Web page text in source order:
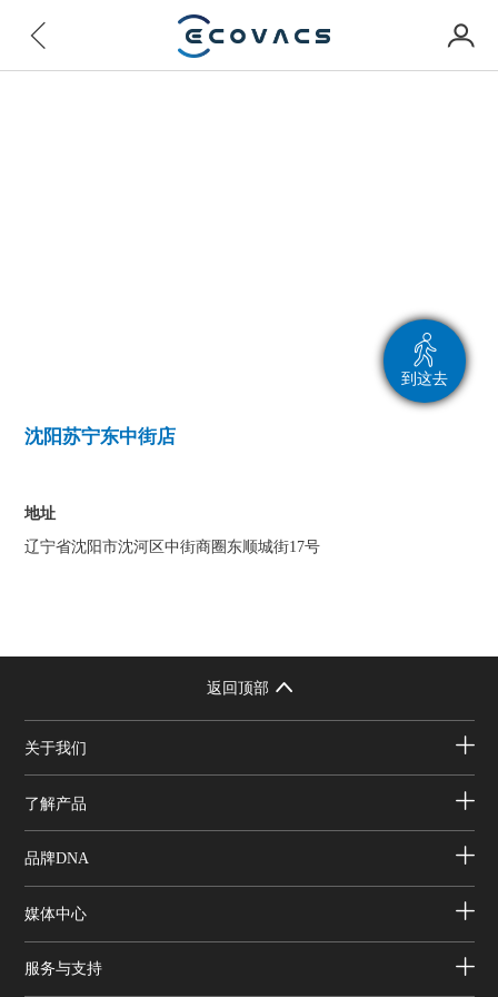
到这去
沈阳苏宁东中街店
地址
辽宁省沈阳市沈河区中街商圈东顺城街17号
返回顶部
关于我们
了解产品
品牌DNA
媒体中心
服务与支持